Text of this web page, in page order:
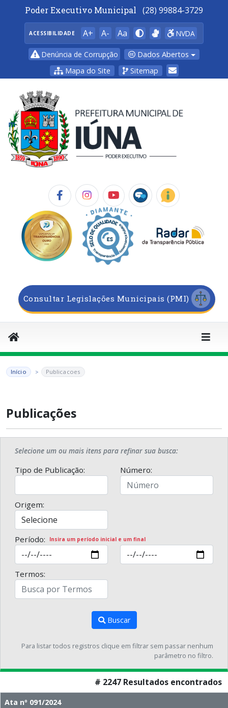
Poder Executivo Municipal (28) 99884-3729
ACESSIBILIDADE A+ A- Aa NVDA
Denúncia de Corrupção
Dados Abertos
Mapa do Site
Sitemap
Consultar Legislações Municipais (PMI)
Início Publicacoes
Publicações
Selecione um ou mais itens para refinar sua busca:
Tipo de Publicação: Número:
Origem:
Período: Insira um período inicial e um final
Termos:
Buscar
Para listar todos registros clique em filtrar sem passar nenhum
parâmetro no filtro.
# 2247 Resultados encontrados
Ata nº 091/2024